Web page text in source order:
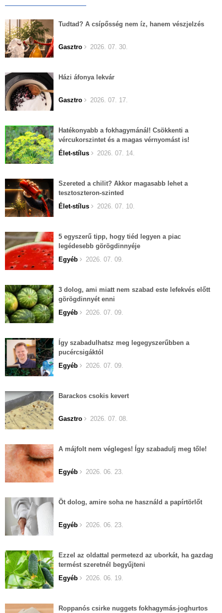
Tudtad? A csípősség nem íz, hanem vészjelzés
Gasztro 2026. 07. 30.
Házi áfonya lekvár
Gasztro 2026. 07. 17.
Hatékonyabb a fokhagymánál! Csökkenti a
vércukorszintet és a magas vérnyomást is!
Élet-stílus
2026. 07. 14.
Szereted a chilit? Akkor magasabb lehet a
tesztoszteron-szinted
Élet-stílus
2026. 07. 10.
5 egyszerű tipp, hogy tiéd legyen a piac
legédesebb görögdinnyéje
Egyéb
2026. 07. 09.
3 dolog, ami miatt nem szabad este lefekvés előtt
görögdinnyét enni
Egyéb
2026. 07. 09.
Így szabadulhatsz meg legegyszerűbben a
pucércsigáktól
Egyéb
2026. 07. 09.
Barackos csokis kevert
Gasztro 2026. 07. 08.
A májfolt nem végleges! Így szabadulj meg tőle!
Egyéb 2026. 06. 23.
Öt dolog, amire soha ne használd a papírtörlőt
Egyéb 2026. 06. 23.
Ezzel az oldattal permetezd az uborkát, ha gazdag
termést szeretnél begyűjteni
Egyéb
2026. 06. 19.
Roppanós csirke nuggets fokhagymás-joghurtos